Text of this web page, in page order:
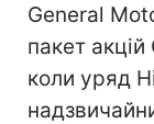
General
пакет
коли уряд